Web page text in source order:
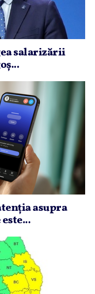
salarizării
asupra